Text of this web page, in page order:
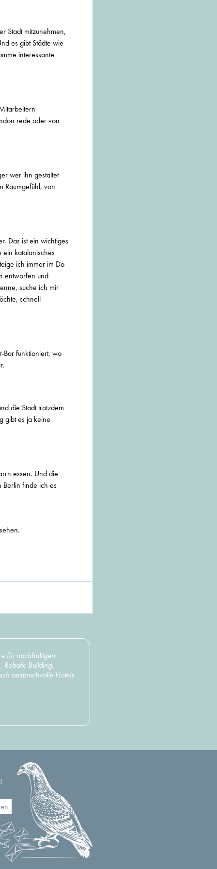
Stadt mitzunehmen,
es gibt Städte wie
interessante
rede oder von
wer ihn gestaltet
Raumgefühl, von
Das ist ein wichtiges
ein katalanisches
ich immer im Do
entworfen und
suche ich mir
schnell
Bar funktioniert, wo
die Stadt trotzdem
gibt es ja keine
essen. Und die
Berlin finde ich es
für nachhaltigen
Robotic Building,
anspruchvolle Hotels